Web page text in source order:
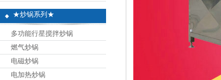
★炒锅系列★
多功能行星搅拌炒锅
燃气炒锅
电磁炒锅
电加热炒锅